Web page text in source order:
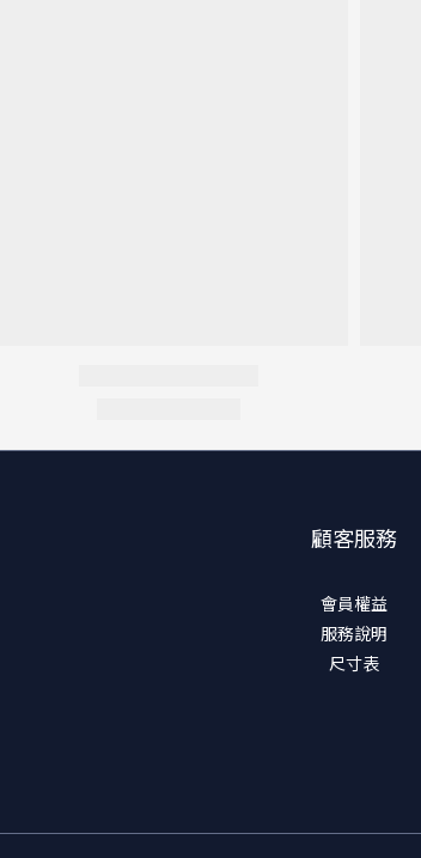
顧客服務
會員權益
服務說明
尺寸表